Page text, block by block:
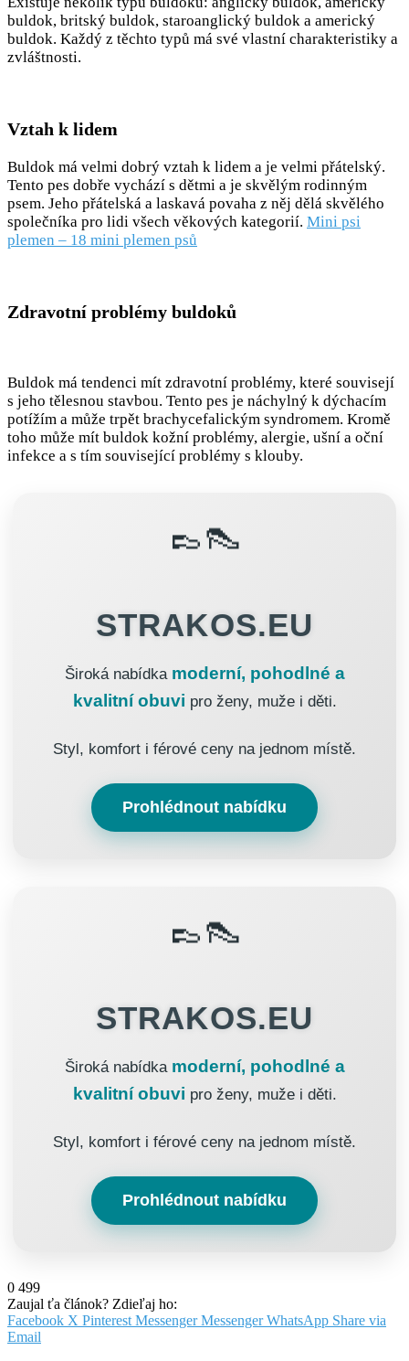
buldok, britský buldok, staroanglický buldok a americký
buldok. Každý z těchto typů má své vlastní charakteristiky a
zvláštnosti.
Vztah k lidem
Buldok má velmi dobrý vztah k lidem a je velmi přátelský.
Tento pes dobře vychází s dětmi a je skvělým rodinným
psem. Jeho přátelská a laskavá povaha z něj dělá skvělého
společníka pro lidi všech věkových kategorií. Mini psi
plemen – 18 mini plemen psů
Zdravotní problémy buldoků
Buldok má tendenci mít zdravotní problémy, které souvisejí
s jeho tělesnou stavbou. Tento pes je náchylný k dýchacím
potížím a může trpět brachycefalickým syndromem. Kromě
toho může mít buldok kožní problémy, alergie, ušní a oční
infekce a s tím související problémy s klouby.
👞👠
STRAKOS.EU
Široká nabídka moderní, pohodlné a
kvalitní obuvi pro ženy, muže i děti.
Styl, komfort i férové ceny na jednom místě.
Prohlédnout nabídku
👞👠
STRAKOS.EU
Široká nabídka moderní, pohodlné a
kvalitní obuvi pro ženy, muže i děti.
Styl, komfort i férové ceny na jednom místě.
Prohlédnout nabídku
0 499
Zaujal ťa článok? Zdieľaj ho:
Facebook X Pinterest Messenger Messenger WhatsApp Share via
Email